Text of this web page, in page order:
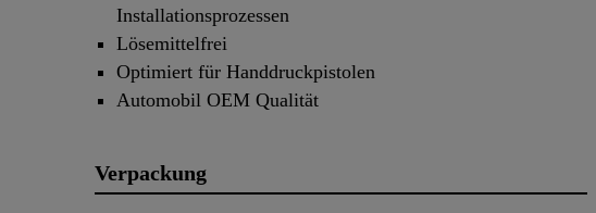
Installationsprozessen
Lösemittelfrei
Optimiert für Handdruckpistolen
Automobil OEM Qualität
Verpackung